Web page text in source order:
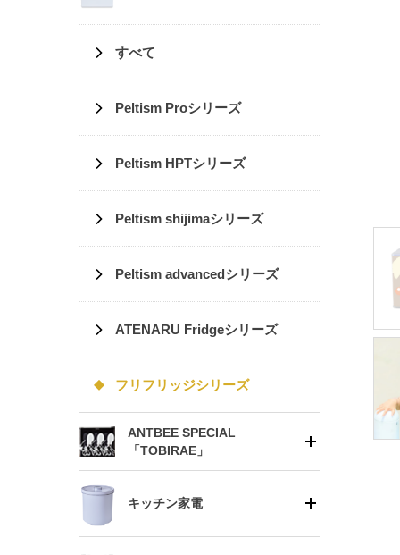
すべて
Peltism Proシリーズ
Peltism HPTシリーズ
Peltism shijimaシリーズ
Peltism advancedシリーズ
ATENARU Fridgeシリーズ
フリフリッジシリーズ
ANTBEE SPECIAL
「TOBIRAE」
キッチン家電